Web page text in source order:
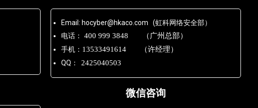
Email: hocyber@hkaco.com (虹科网络安全部）
电话：
400 999 3848 （广州总部）
手机： 13533491614 （许经理）
QQ： 2425040503
微信咨询